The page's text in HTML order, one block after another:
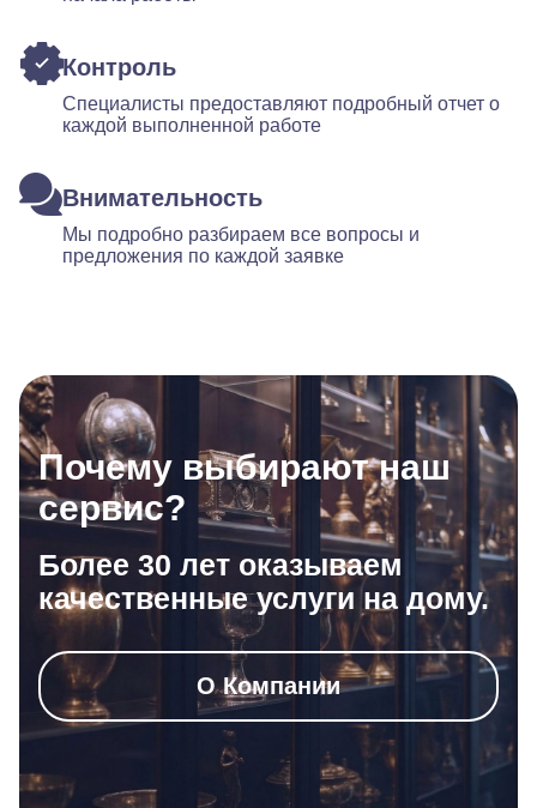
Контроль
Специалисты предоставляют подробный отчет о
каждой выполненной работе
Внимательность
Мы подробно разбираем все вопросы и
предложения по каждой заявке
Почему выбирают наш
сервис?
Более 30 лет оказываем
качественные услуги на дому.
О Компании